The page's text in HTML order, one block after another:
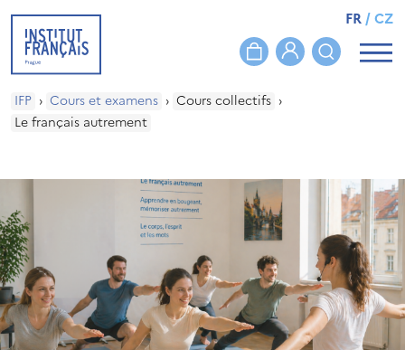
FR/CZ
IFP › Cours et examens › Cours collectifs ›
Le français autrement